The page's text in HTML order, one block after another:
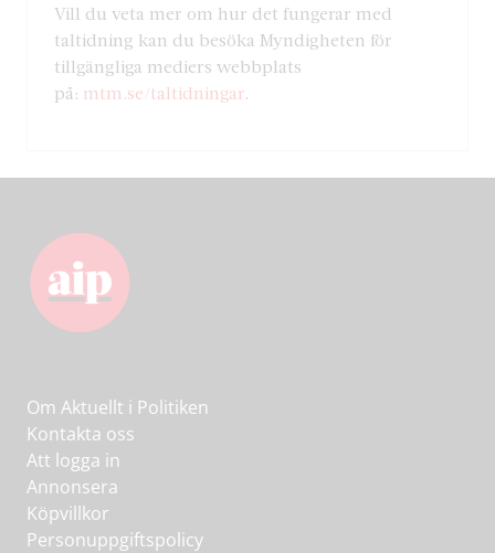
Vill du veta mer om hur det fungerar med
taltidning kan du besöka Myndigheten för
tillgängliga mediers webbplats
på: mtm.se/taltidningar.
Om Aktuellt i Politiken
Kontakta oss
Att logga in
Annonsera
Köpvillkor
Personuppgiftspolicy